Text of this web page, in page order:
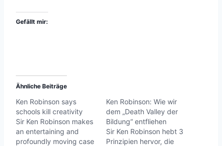
Gefällt mir:
Ähnliche Beiträge
Ken Robinson says
schools kill creativity
Sir Ken Robinson makes
an entertaining and
profoundly moving case
Ken Robinson: Wie wir
dem „Death Valley der
Bildung“ entfliehen
Sir Ken Robinson hebt 3
Prinzipien hervor, die